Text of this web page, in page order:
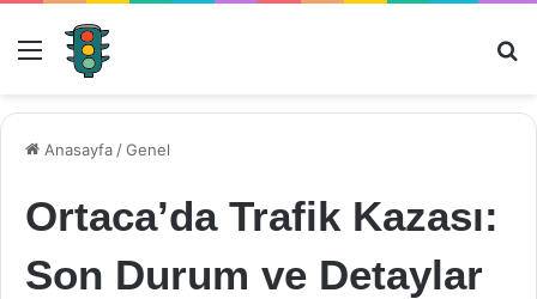
Menü
Anasayfa /Genel
Ortaca’da Trafik Kazası:
Son Durum ve Detaylar